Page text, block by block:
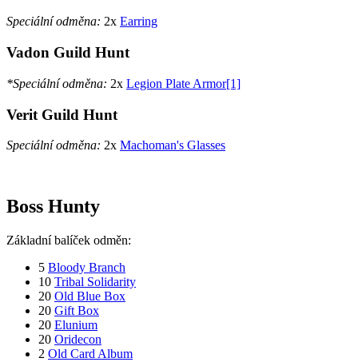
Speciální odměna: 2x Earring
Vadon Guild Hunt
*Speciální odměna: 2x Legion Plate Armor[1]
Verit Guild Hunt
Speciální odměna: 2x Machoman's Glasses
Boss Hunty
Základní balíček odměn:
5 Bloody Branch
10 Tribal Solidarity
20 Old Blue Box
20 Gift Box
20 Elunium
20 Oridecon
2 Old Card Album